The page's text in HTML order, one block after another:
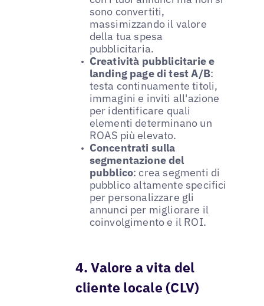
sono convertiti,
massimizzando il valore
della tua spesa
pubblicitaria.
Creatività pubblicitarie e
landing page di test A/B:
testa continuamente titoli,
immagini e inviti all'azione
per identificare quali
elementi determinano un
ROAS più elevato.
Concentrati sulla
segmentazione del
pubblico: crea segmenti di
pubblico altamente specifici
per personalizzare gli
annunci per migliorare il
coinvolgimento e il ROI.
4. Valore a vita del
cliente locale (CLV)